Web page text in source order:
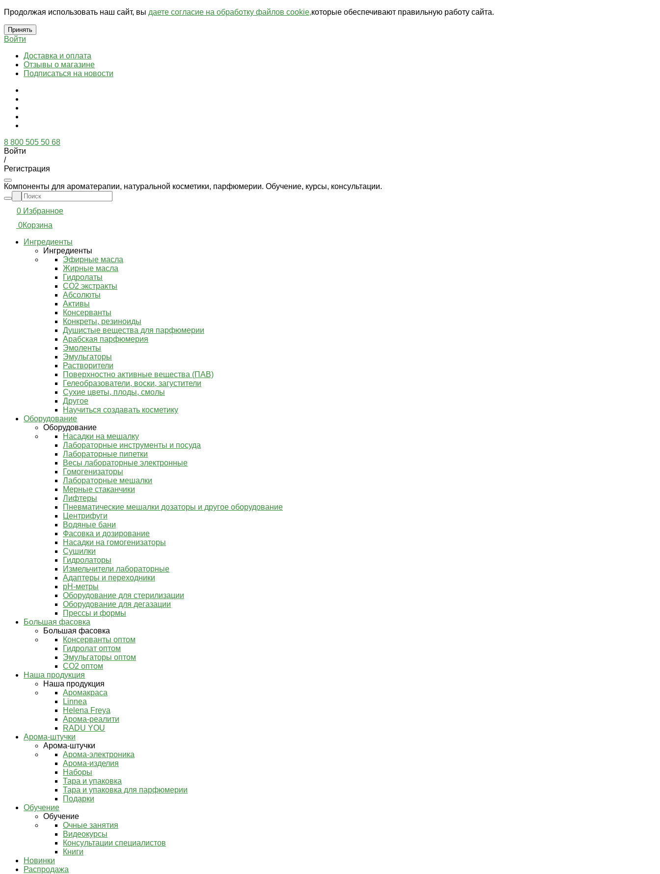
Продолжая использовать наш сайт, вы даете согласие на обработку файлов cookie,которые обеспечивают правильную работу сайта.
Принять
Войти
Доставка и оплата
Отзывы о магазине
Подписаться на новости
8 800 505 50 68
Войти
/
Регистрация
Компоненты для ароматерапии, натуральной косметики, парфюмерии. Обучение, курсы, консультации.
0 Избранное
0Корзина
Ингредиенты
Ингредиенты
Эфирные масла
Жирные масла
Гидролаты
СО2 экстракты
Абсолюты
Активы
Консерванты
Конкреты, резиноиды
Душистые вещества для парфюмерии
Арабская парфюмерия
Эмоленты
Эмульгаторы
Растворители
Поверхностно активные вещества (ПАВ)
Гелеобразователи, воски, загустители
Сухие цветы, плоды, смолы
Другое
Научиться создавать косметику
Оборудование
Оборудование
Насадки на мешалку
Лабораторные инструменты и посуда
Лабораторные пипетки
Весы лабораторные электронные
Гомогенизаторы
Лабораторные мешалки
Мерные стаканчики
Лифтеры
Пневматические мешалки дозаторы и другое оборудование
Центрифуги
Водяные бани
Фасовка и дозирование
Насадки на гомогенизаторы
Сушилки
Гидролаторы
Измельчители лабораторные
Адаптеры и переходники
pH-метры
Оборудование для стерилизации
Оборудование для дегазации
Прессы и формы
Большая фасовка
Большая фасовка
Консерванты оптом
Гидролат оптом
Эмульгаторы оптом
СО2 оптом
Наша продукция
Наша продукция
Аромакраса
Linnea
Helena Freya
Арома-реалити
RADU YOU
Арома-штучки
Арома-штучки
Арома-электроника
Арома-изделия
Наборы
Тара и упаковка
Тара и упаковка для парфюмерии
Подарки
Обучение
Обучение
Очные занятия
Видеокурсы
Консультации специалистов
Книги
Новинки
Распродажа